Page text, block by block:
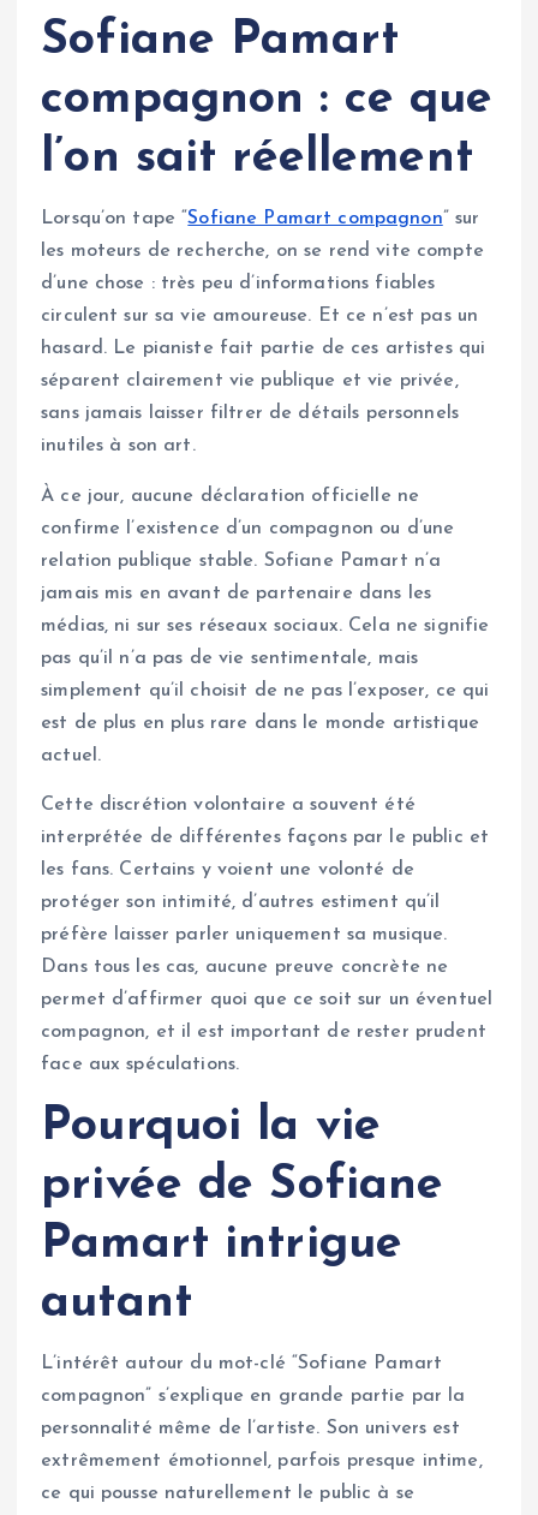
Sofiane Pamart
compagnon : ce que
l’on sait réellement
Lorsqu’on tape “Sofiane Pamart compagnon” sur
les moteurs de recherche, on se rend vite compte
d’une chose : très peu d’informations fiables
circulent sur sa vie amoureuse. Et ce n’est pas un
hasard. Le pianiste fait partie de ces artistes qui
séparent clairement vie publique et vie privée,
sans jamais laisser filtrer de détails personnels
inutiles à son art.
À ce jour, aucune déclaration officielle ne
confirme l’existence d’un compagnon ou d’une
relation publique stable. Sofiane Pamart n’a
jamais mis en avant de partenaire dans les
médias, ni sur ses réseaux sociaux. Cela ne signifie
pas qu’il n’a pas de vie sentimentale, mais
simplement qu’il choisit de ne pas l’exposer, ce qui
est de plus en plus rare dans le monde artistique
actuel.
Cette discrétion volontaire a souvent été
interprétée de différentes façons par le public et
les fans. Certains y voient une volonté de
protéger son intimité, d’autres estiment qu’il
préfère laisser parler uniquement sa musique.
Dans tous les cas, aucune preuve concrète ne
permet d’affirmer quoi que ce soit sur un éventuel
compagnon, et il est important de rester prudent
face aux spéculations.
Pourquoi la vie
privée de Sofiane
Pamart intrigue
autant
L’intérêt autour du mot-clé “Sofiane Pamart
compagnon” s’explique en grande partie par la
personnalité même de l’artiste. Son univers est
extrêmement émotionnel, parfois presque intime,
ce qui pousse naturellement le public à se